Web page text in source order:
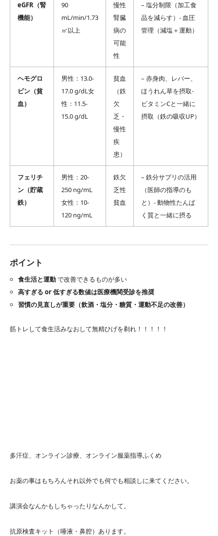
eGFR（腎
機能）
90
mL/min/1.73
㎡以上
慢性
腎臓
病の
可能
性
– 塩分制限（加工食
品を減らす）- 血圧
管理（減塩＋運動）
ヘモグロ
ビン（貧
血）
男性：13.0-
17.0 g/dL女
性：11.5-
15.0 g/dL
貧血
（鉄
欠
乏・
慢性
疾
患）
– 赤身肉、レバー、
ほうれん草を摂取-
ビタミンCと一緒に
摂取（鉄の吸収UP）
フェリチ
ン（貯蔵
鉄）
男性：20-
250 ng/mL
女性：10-
120 ng/mL
鉄欠
乏性
貧血
– 鉄分サプリの活用
（医師の指導のも
と）- 動物性たんぱ
く質と一緒に摂る
ポイント
食生活と運動で改善できるものが多い
高すぎる or 低すぎる数値は医療機関受診を推奨
習慣の見直しが重要（飲酒・塩分・糖質・運動不足の改善）
筋トレして食生活みなおして無精ひげを剃れ！！！！！
多汗症、オンライン診療、オンライン服薬指導ふくめ
お薬の事はもちろんそれ以外でも何でも相談しに来てください。
講演会なんかもしちゃったりなんかして。
抗原検査キット（唾液・鼻腔）あります。